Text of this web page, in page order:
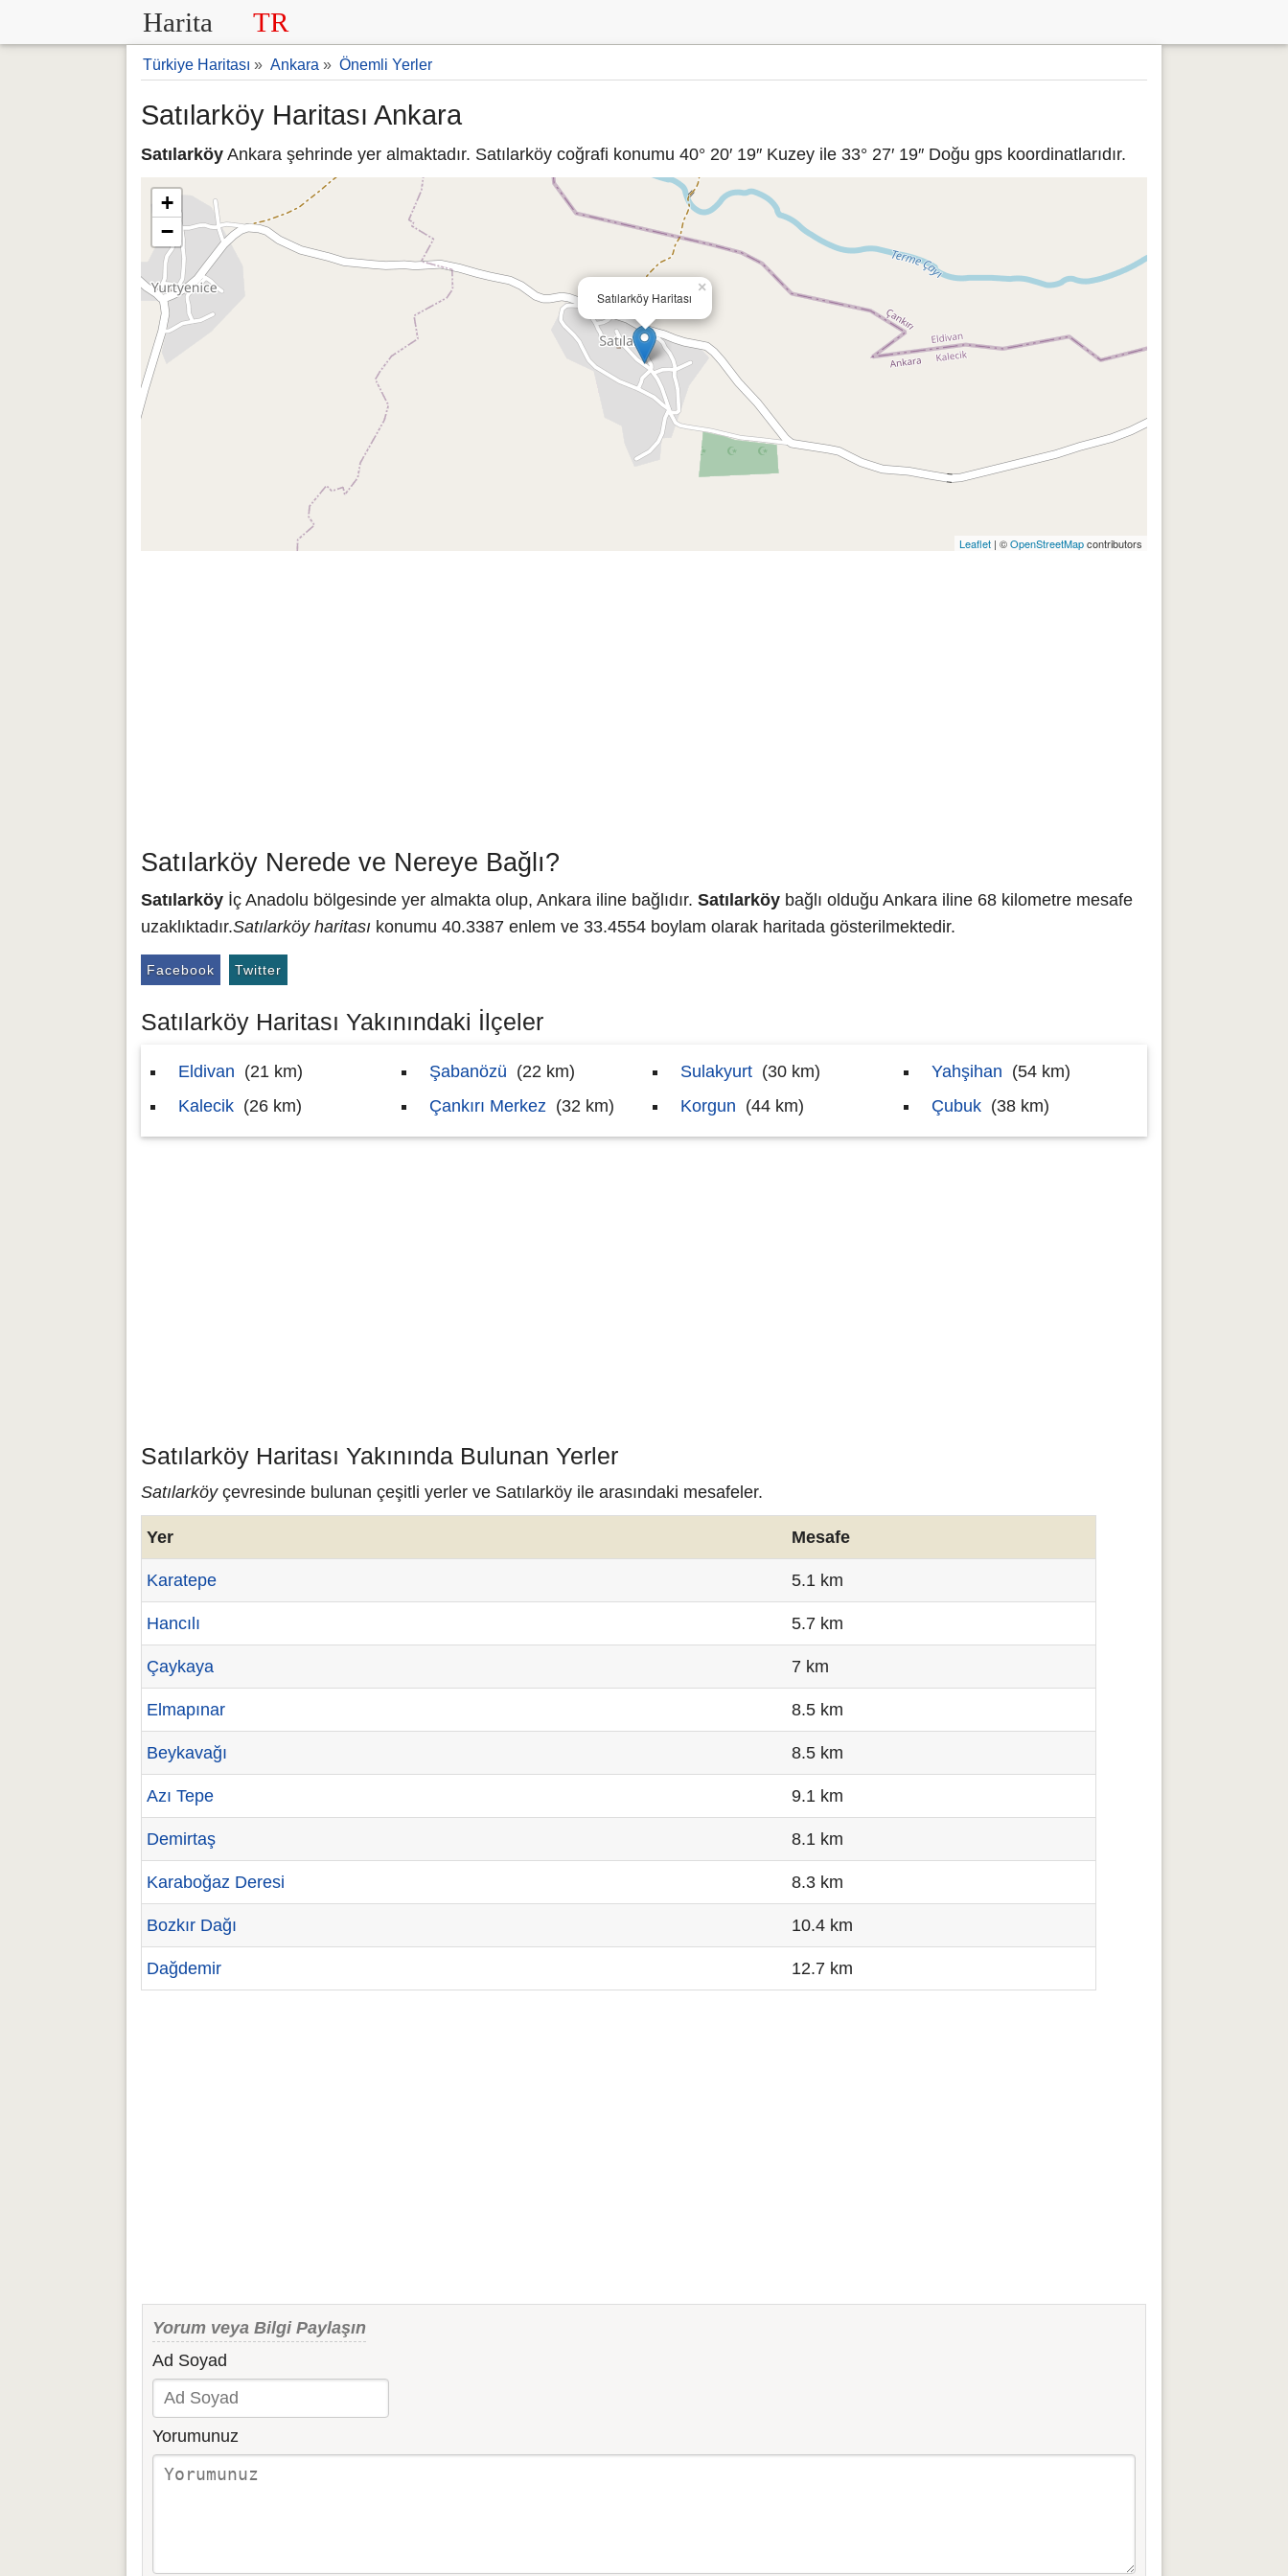
Harita TR
Türkiye Haritası » Ankara » Önemli Yerler
Satılarköy Haritası Ankara
Satılarköy Ankara şehrinde yer almaktadır. Satılarköy coğrafi konumu 40° 20′ 19″ Kuzey ile 33° 27′ 19″ Doğu gps koordinatlarıdır.
Satılarköy Haritası
×
+
−
Leaflet | ©OpenStreetMapcontributors
Satılarköy Nerede ve Nereye Bağlı?
Satılarköy İç Anadolu bölgesinde yer almakta olup, Ankara iline bağlıdır. Satılarköy bağlı olduğu Ankara iline 68 kilometre mesafe
uzaklıktadır.Satılarköy haritası konumu 40.3387 enlem ve 33.4554 boylam olarak haritada gösterilmektedir.
Facebook Twitter
Satılarköy Haritası Yakınındaki İlçeler
Eldivan (21 km)
Kalecik (26 km)
Şabanözü (22 km)
Çankırı Merkez (32 km)
Sulakyurt (30 km)
Korgun (44 km)
Yahşihan (54 km)
Çubuk (38 km)
Satılarköy Haritası Yakınında Bulunan Yerler
Satılarköyçevresinde bulunan çeşitli yerler ve Satılarköy ile arasındaki mesafeler.
Yer Mesafe
Karatepe 5.1 km
Hancılı 5.7 km
Çaykaya 7 km
Elmapınar 8.5 km
Beykavağı 8.5 km
Azı Tepe 9.1 km
Demirtaş 8.1 km
Karaboğaz Deresi 8.3 km
Bozkır Dağı 10.4 km
Dağdemir 12.7 km
Yorum veya Bilgi Paylaşın
Ad Soyad
Yorumunuz